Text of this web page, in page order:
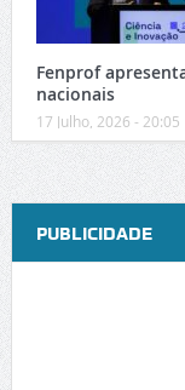
Fenprof
nacionais
17 Julho, 2026 - 20:05
PUBLICIDADE